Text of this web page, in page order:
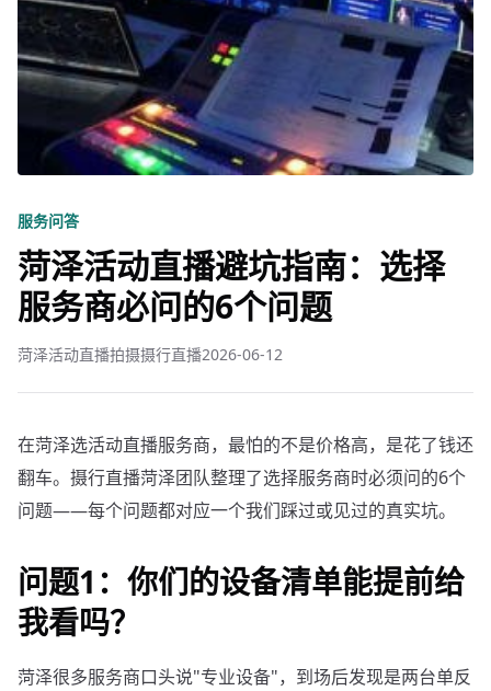
服务问答
菏泽活动直播避坑指南：选择
服务商必问的6个问题
菏泽活动直播拍摄摄行直播2026-06-12
在菏泽选活动直播服务商，最怕的不是价格高，是花了钱还
翻车。摄行直播菏泽团队整理了选择服务商时必须问的6个
问题——每个问题都对应一个我们踩过或见过的真实坑。
问题1：你们的设备清单能提前给
我看吗？
菏泽很多服务商口头说"专业设备"，到场后发现是两台单反